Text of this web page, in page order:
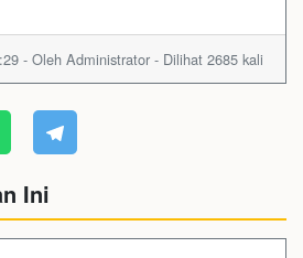
- Oleh Administrator - Dilihat 2685 kali
Ini